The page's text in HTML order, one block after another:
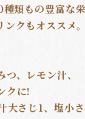
類もの豊富な
クもオススメ。
、レモン汁、
クに!
大さじ1、塩小